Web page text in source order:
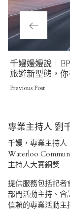
Previous
Post
千嫚嫚嫚說｜
旅遊新型態，
Previous Post
專業主持人 劉
千嫚，專業主持
Waterloo
主持人大賽銅獎
提供服務包括記者
部門活動主持、
信賴的專業活動主